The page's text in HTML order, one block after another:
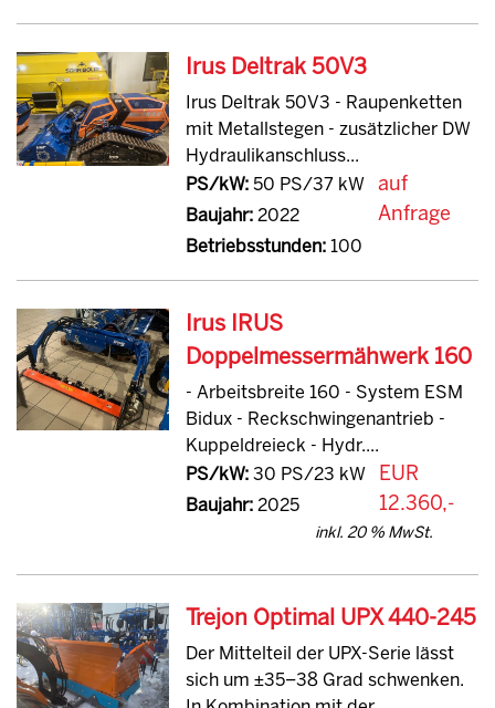
Irus Deltrak 50V3
Irus Deltrak 50V3 - Raupenketten
mit Metallstegen - zusätzlicher DW
Hydraulikanschluss...
PS/kW:50 PS/37 kW
Baujahr:2022
Betriebsstunden:100
auf
Anfrage
Irus IRUS
Doppelmessermähwerk 160
- Arbeitsbreite 160 - System ESM
Bidux - Reckschwingenantrieb -
Kuppeldreieck - Hydr....
PS/kW:30 PS/23 kW
Baujahr:2025
EUR
12.360,-
inkl. 20 % MwSt.
Trejon Optimal UPX 440-245
Der Mittelteil der UPX-Serie lässt
sich um ±35–38 Grad schwenken.